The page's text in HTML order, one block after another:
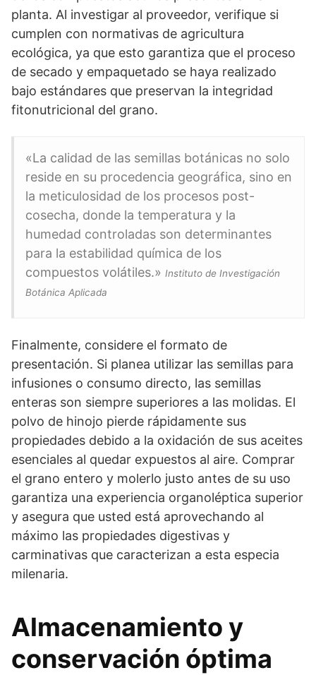
planta. Al investigar al proveedor, verifique si
cumplen con normativas de agricultura
ecológica, ya que esto garantiza que el proceso
de secado y empaquetado se haya realizado
bajo estándares que preservan la integridad
fitonutricional del grano.
«La calidad de las semillas botánicas no solo
reside en su procedencia geográfica, sino en
la meticulosidad de los procesos post-
cosecha, donde la temperatura y la
humedad controladas son determinantes
para la estabilidad química de los
compuestos volátiles.» Instituto de Investigación
Botánica Aplicada
Finalmente, considere el formato de
presentación. Si planea utilizar las semillas para
infusiones o consumo directo, las semillas
enteras son siempre superiores a las molidas. El
polvo de hinojo pierde rápidamente sus
propiedades debido a la oxidación de sus aceites
esenciales al quedar expuestos al aire. Comprar
el grano entero y molerlo justo antes de su uso
garantiza una experiencia organoléptica superior
y asegura que usted está aprovechando al
máximo las propiedades digestivas y
carminativas que caracterizan a esta especia
milenaria.
Almacenamiento y
conservación óptima